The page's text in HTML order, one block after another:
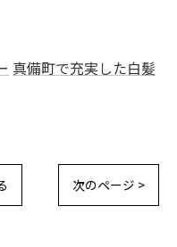
真備町で充実した白髪
次のページ >